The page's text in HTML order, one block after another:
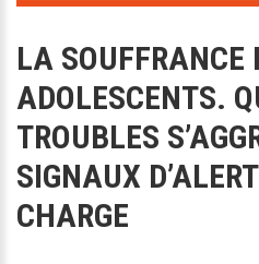
LA SOUFFRANCE
ADOLESCENTS.
TROUBLES
SIGNAUX
CHARGE